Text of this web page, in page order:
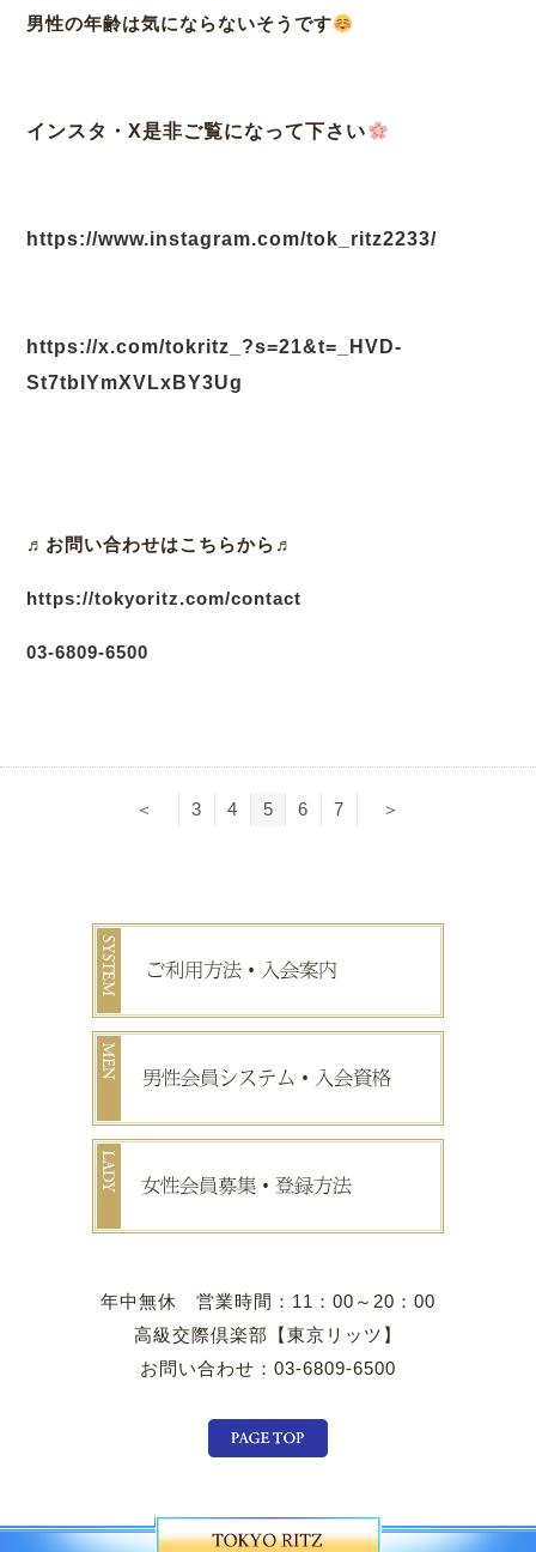
男性の年齢は気にならないそうです
インスタ・X是非ご覧になって下さい
https://www.instagram.com/tok_ritz2233/
https://x.com/tokritz_?s=21&t=_HVD-
St7tbIYmXVLxBY3Ug
♬ お問い合わせはこちらから♬
https://tokyoritz.com/contact
03-6809-6500
＜ 3 4 5 6 7 ＞
年中無休 営業時間：11：00～20：00
高級交際倶楽部【東京リッツ】
お問い合わせ：03-6809-6500